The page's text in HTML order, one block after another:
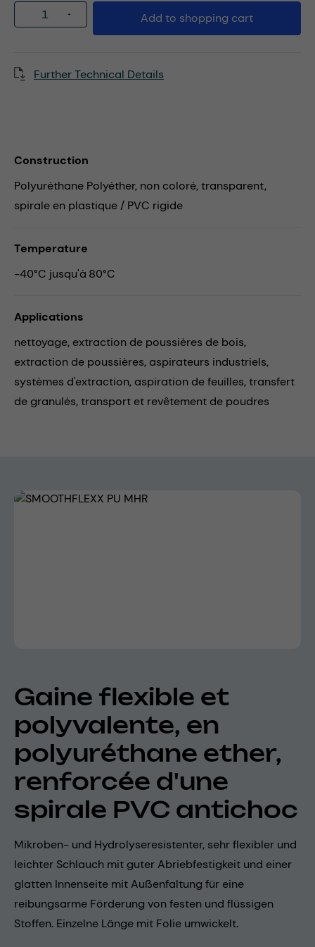
Product Quantity: Enter the desired
Add to shopping cart
Further Technical Details
Construction
Polyuréthane Polyéther, non coloré, transparent,
spirale en plastique / PVC rigide
Temperature
-40°C jusqu'à 80°C
Applications
nettoyage, extraction de poussières de bois,
extraction de poussières, aspirateurs industriels,
systèmes d'extraction, aspiration de feuilles,transfert
de granulés,transport et revêtement de poudres
Skip image gallery
Gaine flexible et
polyvalente, en
polyuréthane ether,
renforcée d'une
spirale PVC antichoc
Mikroben- und Hydrolyseresistenter, sehr flexibler und
leichter Schlauch mit guter Abriebfestigkeit und einer
glatten Innenseite mit Außenfaltung für eine
reibungsarme Förderung von festen und flüssigen
Stoffen. Einzelne Länge mit Folie umwickelt.